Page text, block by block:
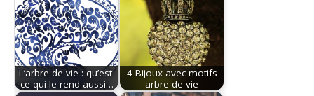
L’arbre de vie : qu’est-
ce qui le rend aussi…
4 Bijoux avec motifs
arbre de vie